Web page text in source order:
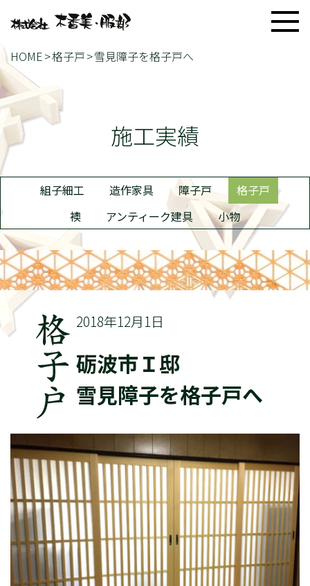
HOME 格子戸 雪見障子を格子戸へ
施工実績
組子細工 造作家具 障子戸
格子戸
襖
アンティーク建具 小物
2018年12月1日
砺波市Ｉ邸
雪見障子を格子戸へ